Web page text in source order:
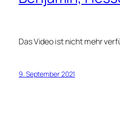
Das Video ist nicht mehr
9. September 2021